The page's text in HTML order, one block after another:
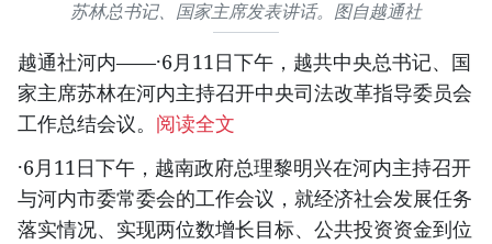
苏林总书记、国家主席发表讲话。图自越通社
越通社河内——·6月11日下午，越共中央总书记、国
家主席苏林在河内主持召开中央司法改革指导委员会
工作总结会议。 阅读全文
·6月11日下午，越南政府总理黎明兴在河内主持召开
与河内市委常委会的工作会议，就经济社会发展任务
落实情况、实现两位数增长目标、公共投资资金到位